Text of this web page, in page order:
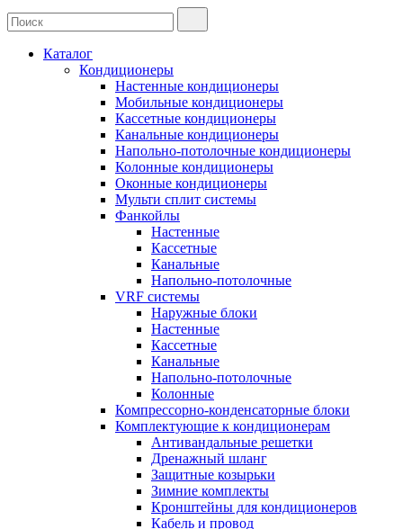
Каталог
Кондиционеры
Настенные кондиционеры
Мобильные кондиционеры
Кассетные кондиционеры
Канальные кондиционеры
Напольно-потолочные кондиционеры
Колонные кондиционеры
Оконные кондиционеры
Мульти сплит системы
Фанкойлы
Настенные
Кассетные
Канальные
Напольно-потолочные
VRF системы
Наружные блоки
Настенные
Кассетные
Канальные
Напольно-потолочные
Колонные
Компрессорно-конденсаторные блоки
Комплектующие к кондиционерам
Антивандальные решетки
Дренажный шланг
Защитные козырьки
Зимние комплекты
Кронштейны для кондиционеров
Кабель и провод